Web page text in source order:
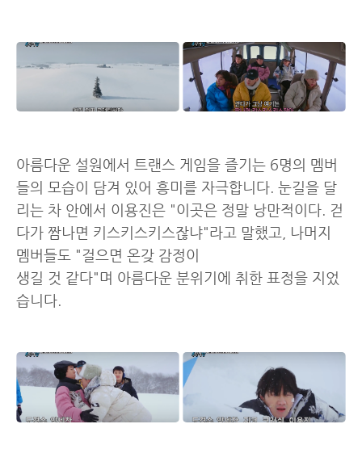
아름다운 설원에서 트랜스 게임을 즐기는 6명의 멤버
들의 모습이 담겨 있어 흥미를 자극합니다. 눈길을 달
리는 차 안에서 이용진은 "이곳은 정말 낭만적이다. 걷
다가 짬나면 키스키스키스잖냐"라고 말했고, 나머지
멤버들도 "걸으면 온갖 감정이
생길 것 같다"며 아름다운 분위기에 취한 표정을 지었
습니다.